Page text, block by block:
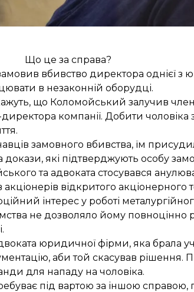
Що це за справа?
вбивство директора однієї
в незаконній оборудці.
що Коломойський залучив
компанії. Добити
замовного вбивства, їм
докази, які підтверджують особу
та адвоката стосувався
відкритого акціонерного
інтерес у роботі
не дозволяло йому повноцінно
юридичної фірми, яка брала
аби той скасував рішення.
для нападу на чоловіка.
під вартою за іншою справою,